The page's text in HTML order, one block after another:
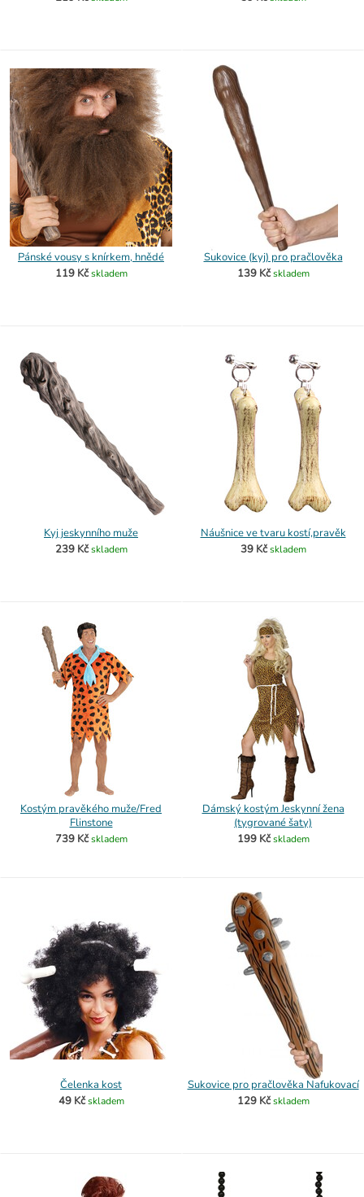
Pánské vousy s knírkem, hnědé
119 Kč skladem
Sukovice (kyj) pro pračlověka
139 Kč skladem
Kyj jeskynního muže
239 Kč skladem
Náušnice ve tvaru kostí,pravěk
39 Kč skladem
Kostým pravěkého muže/Fred
Flinstone
739 Kč skladem
Dámský kostým Jeskynní žena
(tygrované šaty)
199 Kč skladem
Čelenka kost
49 Kč skladem
Sukovice pro pračlověka Nafukovací
129 Kč skladem